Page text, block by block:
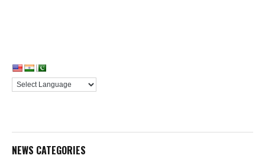
NEWS CATEGORIES